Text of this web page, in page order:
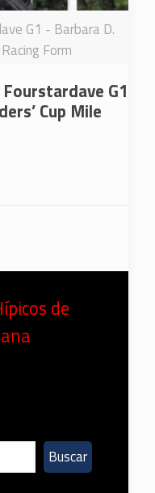
G1 - Barbara D.
Form
G1
Cup Mile
de
Buscar